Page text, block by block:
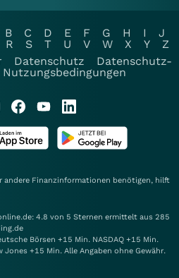
B C D E F G H I
J
R S T U V W X Y
Z
Datenschutz
Datenschutz-
Nutzungsbedingungen
andere Finanzinformationen benötigen, hilft
4.8 von 5 Sternen ermittelt aus 285
Börsen +15 Min. NASDAQ +15 Min.
Jones +15 Min. Alle Angaben ohne Gewähr.